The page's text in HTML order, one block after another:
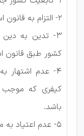
2- التزام به قانون اساسی جمهوری اسلامی ایران.
3- تدین به
کشور طبق قانون
4- عدم اشتهار
کیفری که
باشد.
5- عدم اعتیاد به مواد مخدر به تأیید مراجع ذیصلاح.